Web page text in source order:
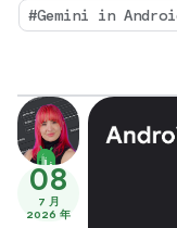
以及可感知情境
#Gemini in
08
7 月
2026 年